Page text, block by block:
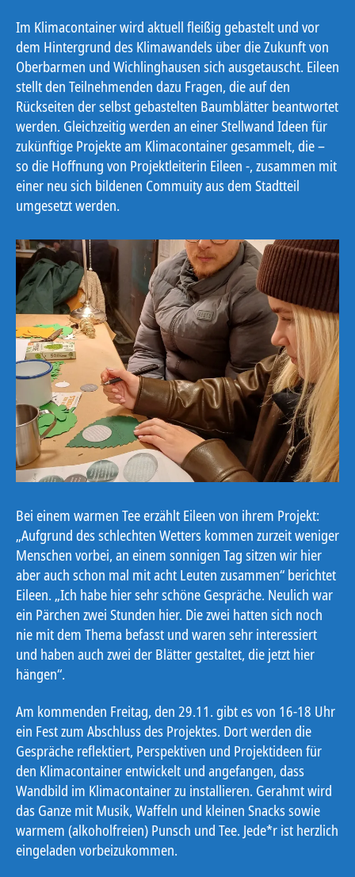
Im Klimacontainer wird aktuell fleißig gebastelt und vor
dem Hintergrund des Klimawandels über die Zukunft von
Oberbarmen und Wichlinghausen sich ausgetauscht. Eileen
stellt den Teilnehmenden dazu Fragen, die auf den
Rückseiten der selbst gebastelten Baumblätter beantwortet
werden. Gleichzeitig werden an einer Stellwand Ideen für
zukünftige Projekte am Klimacontainer gesammelt, die –
so die Hoffnung von Projektleiterin Eileen -, zusammen mit
einer neu sich bildenen Commuity aus dem Stadtteil
umgesetzt werden.
Bei einem warmen Tee erzählt Eileen von ihrem Projekt:
„Aufgrund des schlechten Wetters kommen zurzeit weniger
Menschen vorbei, an einem sonnigen Tag sitzen wir hier
aber auch schon mal mit acht Leuten zusammen“ berichtet
Eileen. „Ich habe hier sehr schöne Gespräche. Neulich war
ein Pärchen zwei Stunden hier. Die zwei hatten sich noch
nie mit dem Thema befasst und waren sehr interessiert
und haben auch zwei der Blätter gestaltet, die jetzt hier
hängen“.
Am kommenden Freitag, den 29.11. gibt es von 16-18 Uhr
ein Fest zum Abschluss des Projektes. Dort werden die
Gespräche reflektiert, Perspektiven und Projektideen für
den Klimacontainer entwickelt und angefangen, dass
Wandbild im Klimacontainer zu installieren. Gerahmt wird
das Ganze mit Musik, Waffeln und kleinen Snacks sowie
warmem (alkoholfreien) Punsch und Tee. Jede*r ist herzlich
eingeladen vorbeizukommen.